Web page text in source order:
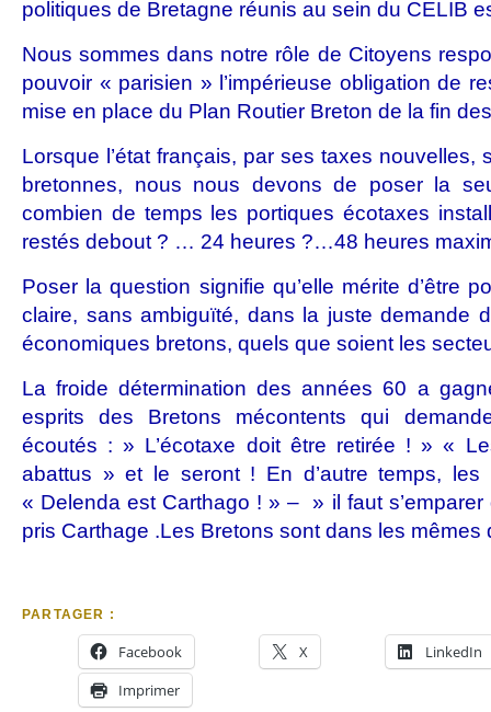
politiques de Bretagne réunis au sein du CELIB
Nous sommes dans notre rôle de Citoyens
pouvoir « parisien » l’impérieuse obligation de
mise en place du Plan Routier Breton de la fin
Lorsque l’état français, par ses taxes nouvelles,
bretonnes, nous nous devons de poser la
combien de temps les portiques écotaxes
restés debout ? … 24 heures ?…48 heures
Poser la question signifie qu’elle mérite d’être
claire, sans ambiguïté, dans la juste demande
économiques bretons, quels que soient les
La froide détermination des années 60 a
esprits des Bretons mécontents qui
écoutés : » L’écotaxe doit être retirée ! » «
abattus » et le seront ! En d’autre temps, les
« Delenda est Carthago ! » – » il faut
pris Carthage .Les Bretons sont dans les mêmes
PARTAGER :
Facebook X
LinkedIn
Imprimer